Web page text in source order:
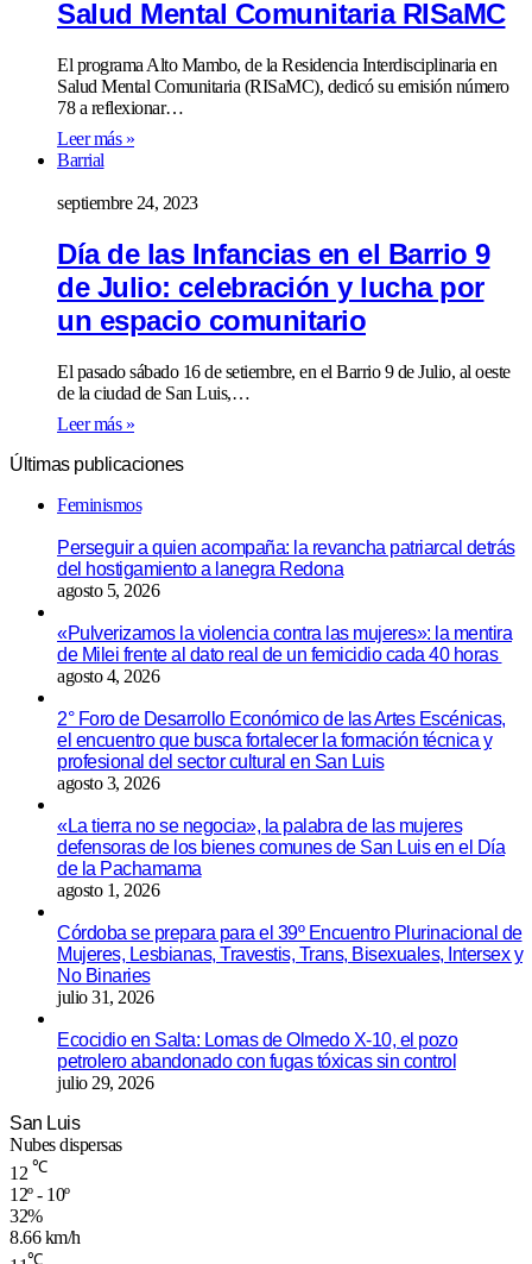
Salud Mental Comunitaria RISaMC
El programa Alto Mambo, de la Residencia Interdisciplinaria en
Salud Mental Comunitaria (RISaMC), dedicó su emisión número
78 a reflexionar…
Leer más »
Barrial
septiembre 24, 2023
Día de las Infancias en el Barrio 9
de Julio: celebración y lucha por
un espacio comunitario
El pasado sábado 16 de setiembre, en el Barrio 9 de Julio, al oeste
de la ciudad de San Luis,…
Leer más »
Últimas publicaciones
Feminismos
Perseguir a quien acompaña: la revancha patriarcal detrás
del hostigamiento a lanegra Redona
agosto 5, 2026
«Pulverizamos la violencia contra las mujeres»: la mentira
de Milei frente al dato real de un femicidio cada 40 horas
agosto 4, 2026
2° Foro de Desarrollo Económico de las Artes Escénicas,
el encuentro que busca fortalecer la formación técnica y
profesional del sector cultural en San Luis
agosto 3, 2026
«La tierra no se negocia», la palabra de las mujeres
defensoras de los bienes comunes de San Luis en el Día
de la Pachamama
agosto 1, 2026
Córdoba se prepara para el 39º Encuentro Plurinacional de
Mujeres, Lesbianas, Travestis, Trans, Bisexuales, Intersex y
No Binaries
julio 31, 2026
Ecocidio en Salta: Lomas de Olmedo X-10, el pozo
petrolero abandonado con fugas tóxicas sin control
julio 29, 2026
San Luis
Nubes dispersas
12 ℃
12º - 10º
32%
8.66 km/h
℃